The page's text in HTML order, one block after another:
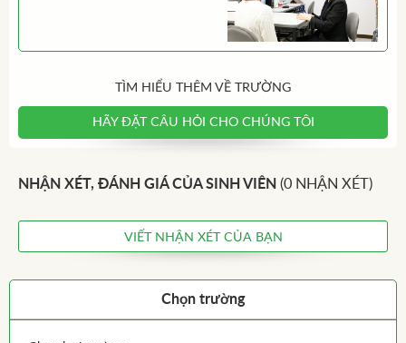
TÌM HIỂU THÊM VỀ TRƯỜNG
HÃY ĐẶT CÂU HỎI CHO CHÚNG TÔI
NHẬN XÉT, ĐÁNH GIÁ CỦA SINH VIÊN (0 NHẬN XÉT)
VIẾT NHẬN XÉT CỦA BẠN
Chọn trường